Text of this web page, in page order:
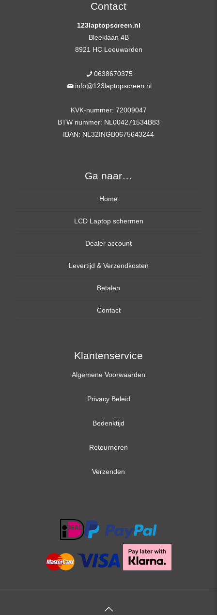
Contact
123laptopscreen.nl
Bleeklaan 4B
8921 HC Leeuwarden
0638670375
info@123laptopscreen.nl
KVK-nummer: 72009047
BTW nummer: NL004271534B83
IBAN: NL32INGB0675643244
Ga naar…
Home
LCD Laptop schermen
13,3 inch
14,0 inch
15,6 inch
17,3 inch
Dealer account
Levertijd & Verzendkosten
Betalen
Contact
Klantenservice
Algemene Voorwaarden
Privacy Beleid
Bedenktijd
Retourneren
Verzenden